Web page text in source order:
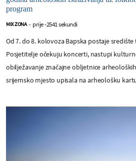
program
MIX ZONA - prije -2541 sekundi
Od 7. do 8. kolovoza Bapska postaje
Posjetitelje očekuju koncerti, nastupi
obilježavanje značajne obljetnice
srijemsko mjesto upisala na arheološku